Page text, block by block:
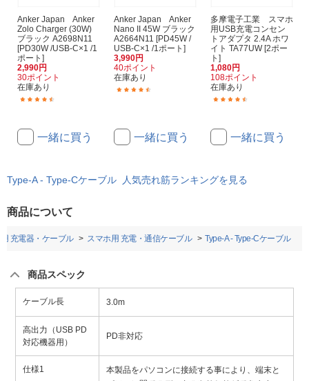
Anker Japan Anker
Zolo Charger (30W)
ブラック A2698N11
[PD30W /USB-C×1 /1
ポート]
2,990円
30ポイント
在庫あり
一緒に買う
Anker Japan Anker
Nano II 45W ブラック
A2664N11 [PD45W /
USB-C×1 /1ポート]
3,990円
40ポイント
在庫あり
一緒に買う
多摩電子工業 スマホ
用USB充電コンセン
トアダプタ 2.4A ホワ
イト TA77UW [2ポー
ト]
1,080円
108ポイント
在庫あり
一緒に買う
Type-A - Type-Cケーブル 人気売れ筋ランキングを見る
商品について
充電器・ケーブル スマホ用 充電・通信ケーブル Type-A - Type-Cケーブル
商品スペック
ケーブル長 3.0m
高出力（USB PD
対応機器用）
PD非対応
仕様1
本製品をパソコンに接続する事により、端末と